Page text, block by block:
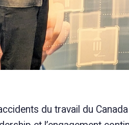
du travail du